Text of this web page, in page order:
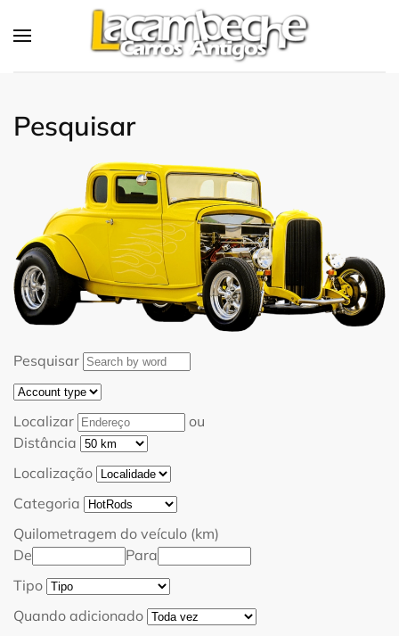
Skip to main content
Pesquisar
Pesquisar
Localizar
ou
Distância
Localização
Categoria
Quilometragem do veículo (km)
De
Para
Tipo
Quando adicionado